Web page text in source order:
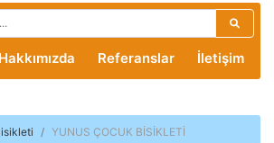
Hakkımızda Referanslar İletişim
YUNUS ÇOCUK BİSİKLETİ